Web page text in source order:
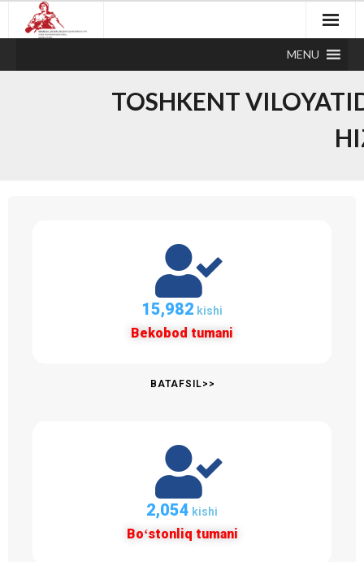
MENU
TOSHKENT
15,982 kishi
Bekobod tumani
BATAFSIL>>
2,054 kishi
Boʻstonliq tumani